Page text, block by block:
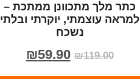
כתר מלך מתכוונן ממתכת –
למראה עוצמתי, יוקרתי ובלתי
נשכח
₪119.00
₪59.90